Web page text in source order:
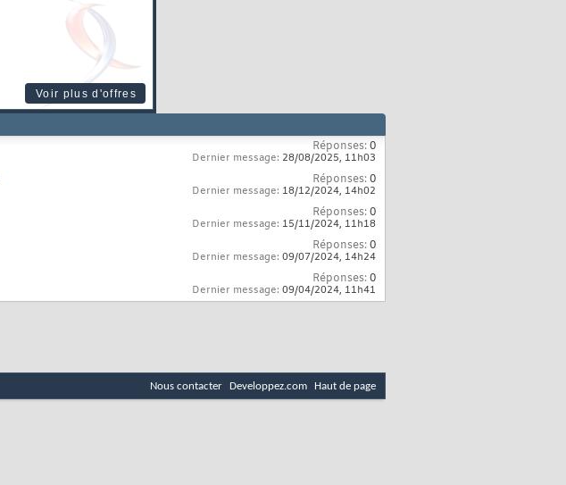
Voir plus d'offres
Réponses:0
Dernier message: 28/08/2025, 11h03
Réponses:0
Dernier message: 18/12/2024, 14h02
Réponses:0
Dernier message: 15/11/2024, 11h18
Réponses:0
Dernier message: 09/07/2024, 14h24
Réponses:0
Dernier message: 09/04/2024, 11h41
Nous contacter Developpez.com Haut de page